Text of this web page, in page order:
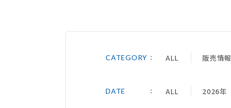
CATEGORY ALL 販売情報
DATE ALL 2026年